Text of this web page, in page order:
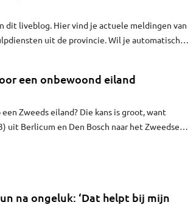
dit liveblog. Hier vind je actuele meldingen van
uit de provincie. Wil je automatisch
een onbewoond eiland
Zweeds eiland? Die kans is groot, want
uit Berlicum en Den Bosch naar het Zweedse
na ongeluk: ‘Dat helpt bij mijn